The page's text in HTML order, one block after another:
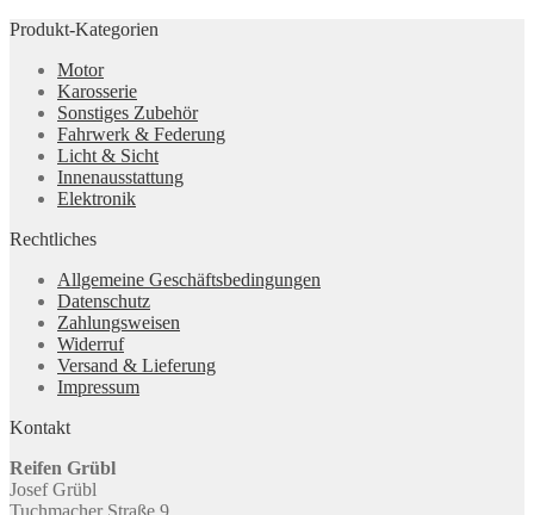
Produkt-Kategorien
Motor
Karosserie
Sonstiges Zubehör
Fahrwerk & Federung
Licht & Sicht
Innenausstattung
Elektronik
Rechtliches
Allgemeine Geschäftsbedingungen
Datenschutz
Zahlungsweisen
Widerruf
Versand & Lieferung
Impressum
Kontakt
Reifen Grübl
Josef Grübl
Tuchmacher Straße 9